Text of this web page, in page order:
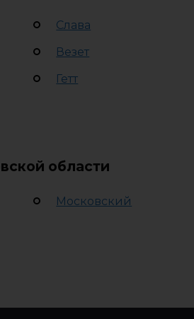
Слава
Везет
Гетт
области
Московский